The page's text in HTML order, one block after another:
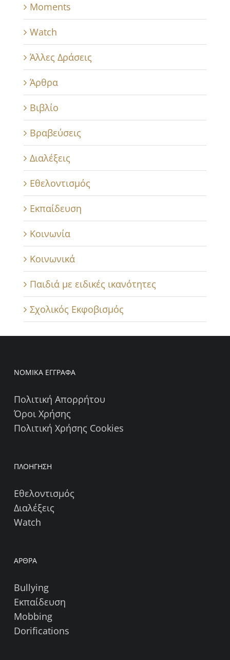
Moments
Watch
Άλλες Δράσεις
Άρθρα
Βιβλίο
Βραβεύσεις
Διαλέξεις
Εθελοντισμός
Εκπαίδευση
Κοινωνία
Κοινωνικά
Παιδιά με ειδικές ικανότητες
Σχολικός Εκφοβισμός
ΝΟΜΙΚΑ ΕΓΓΡΑΦΑ
Πολιτική Απορρήτου
Όροι Χρήσης
Πολιτική Χρήσης Cookies
ΠΛΟΗΓΗΣΗ
Εθελοντισμός
Διαλέξεις
Watch
ΑΡΘΡΑ
Bullying
Εκπαίδευση
Mobbing
Dorifications